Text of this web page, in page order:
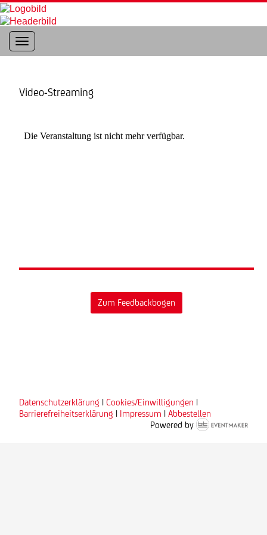
Toggle navigation
Video-Streaming
Datenschutzerklärung | Cookies/Einwilligungen |
Barrierefreiheitserklärung | Impressum | Abbestellen
Powered by